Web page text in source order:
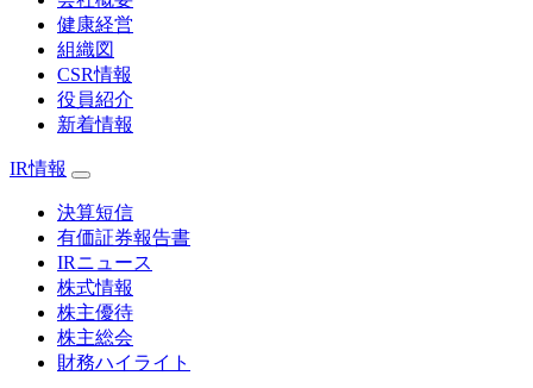
健康経営
組織図
CSR情報
役員紹介
新着情報
IR情報
決算短信
有価証券報告書
IRニュース
株式情報
株主優待
株主総会
財務ハイライト